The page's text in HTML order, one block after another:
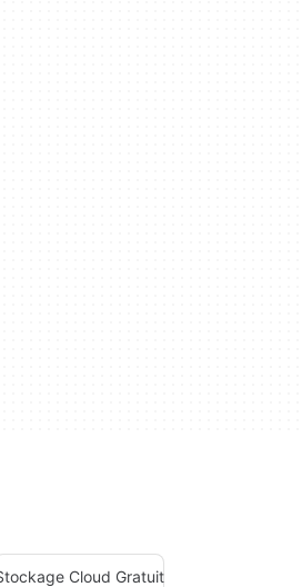
Cloud Gratuit